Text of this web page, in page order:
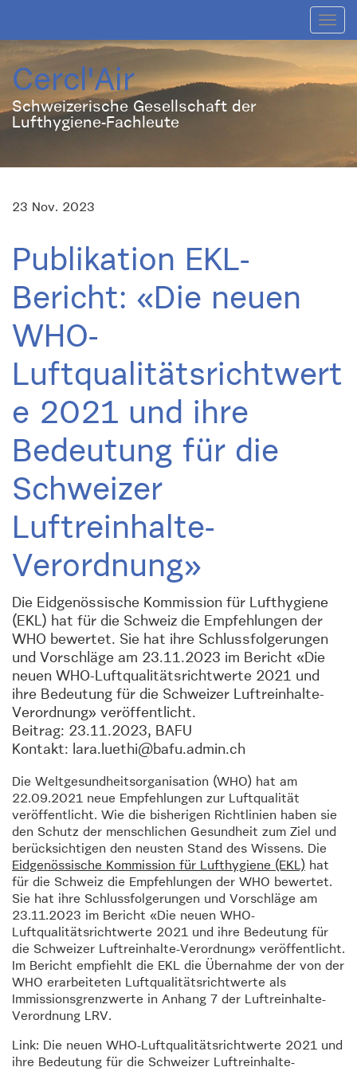
Cercl'Air
Schweizerische Gesellschaft der
Lufthygiene-Fachleute
23 Nov. 2023
Publikation EKL-
Bericht: «Die neuen
WHO-
Luftqualitätsrichtwert
e 2021 und ihre
Bedeutung für die
Schweizer
Luftreinhalte-
Verordnung»
Die Eidgenössische Kommission für Lufthygiene
(EKL) hat für die Schweiz die Empfehlungen der
WHO bewertet. Sie hat ihre Schlussfolgerungen
und Vorschläge am 23.11.2023 im Bericht «Die
neuen WHO-Luftqualitätsrichtwerte 2021 und
ihre Bedeutung für die Schweizer Luftreinhalte-
Verordnung» veröffentlicht.
Beitrag: 23.11.2023, BAFU
Kontakt: lara.luethi@bafu.admin.ch
Die Weltgesundheitsorganisation (WHO) hat am
22.09.2021 neue Empfehlungen zur Luftqualität
veröffentlicht. Wie die bisherigen Richtlinien haben sie
den Schutz der menschlichen Gesundheit zum Ziel und
berücksichtigen den neusten Stand des Wissens. Die
Eidgenössische Kommission für Lufthygiene (EKL) hat
für die Schweiz die Empfehlungen der WHO bewertet.
Sie hat ihre Schlussfolgerungen und Vorschläge am
23.11.2023 im Bericht «Die neuen WHO-
Luftqualitätsrichtwerte 2021 und ihre Bedeutung für
die Schweizer Luftreinhalte-Verordnung» veröffentlicht.
Im Bericht empfiehlt die EKL die Übernahme der von der
WHO erarbeiteten Luftqualitätsrichtwerte als
Immissionsgrenzwerte in Anhang 7 der Luftreinhalte-
Verordnung LRV.
Link: Die neuen WHO-Luftqualitätsrichtwerte 2021 und
ihre Bedeutung für die Schweizer Luftreinhalte-